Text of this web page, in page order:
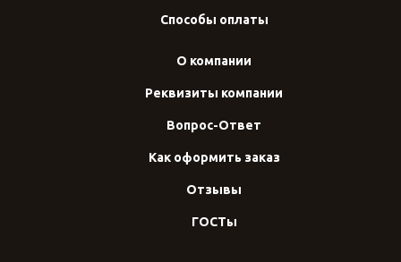
Способы оплаты
О компании
Реквизиты компании
Вопрос-Ответ
Как оформить заказ
Отзывы
ГОСТы